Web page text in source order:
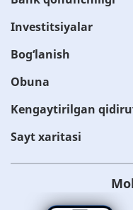
Investitsiyalar
Bog‘lanish
Obuna
Kengaytirilgan
Sayt xaritasi